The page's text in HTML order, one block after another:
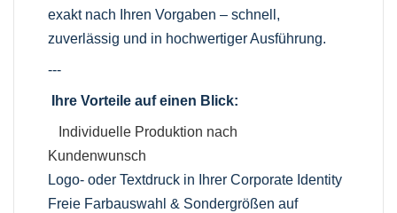
exakt nach Ihren Vorgaben – schnell,
zuverlässig und in hochwertiger Ausführung.
---
Ihre Vorteile auf einen Blick:
Individuelle Produktion nach
Kundenwunsch
Logo- oder Textdruck in Ihrer Corporate Identity
Freie Farbauswahl & Sondergrößen auf